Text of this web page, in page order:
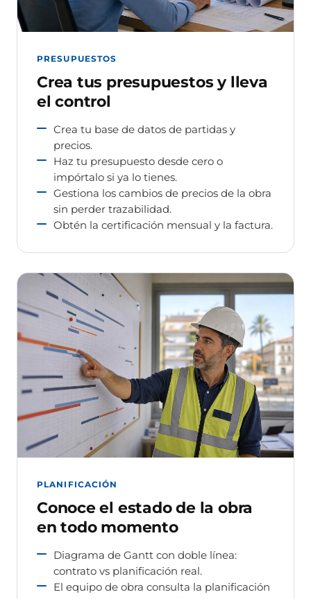
PRESUPUESTOS
Crea tus presupuestos y lleva
el control
Crea tu base de datos de partidas y
precios.
Haz tu presupuesto desde cero o
impórtalo si ya lo tienes.
Gestiona los cambios de precios de la obra
sin perder trazabilidad.
Obtén la certificación mensual y la factura.
PLANIFICACIÓN
Conoce el estado de la obra
en todo momento
Diagrama de Gantt con doble línea:
contrato vs planificación real.
El equipo de obra consulta la planificación